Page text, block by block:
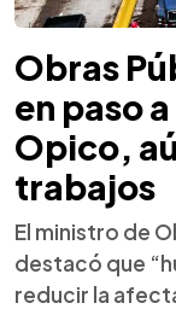
Obras
en paso
Opico,
trabajos
El ministro de
destacó que
reducir la